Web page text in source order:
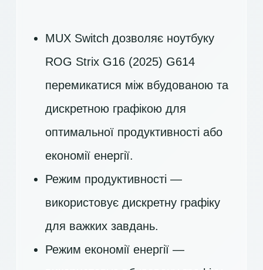
MUX Switch дозволяє ноутбуку
ROG Strix G16 (2025) G614
перемикатися між вбудованою та
дискретною графікою для
оптимальної продуктивності або
економії енергії.
Режим продуктивності —
використовує дискретну графіку
для важких завдань.
Режим економії енергії —